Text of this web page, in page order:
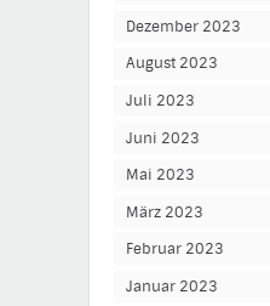
Dezember 2023
August 2023
Juli 2023
Juni 2023
Mai 2023
März 2023
Februar 2023
Januar 2023